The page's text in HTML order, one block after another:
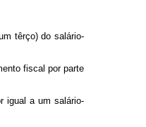
têrço) do salário-
fiscal por parte
igual a um salário-